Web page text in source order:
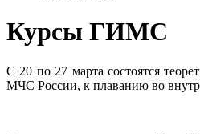
Курсы ГИМС
С 20 по 27 марта состоятся
МЧС России, к плаванию во